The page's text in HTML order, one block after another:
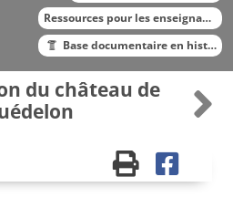
Ressources pour les enseignants
Base documentaire en histoire
du château de